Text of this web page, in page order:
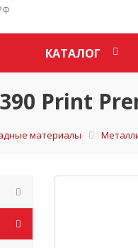
КАТАЛОГ
Print
материалы